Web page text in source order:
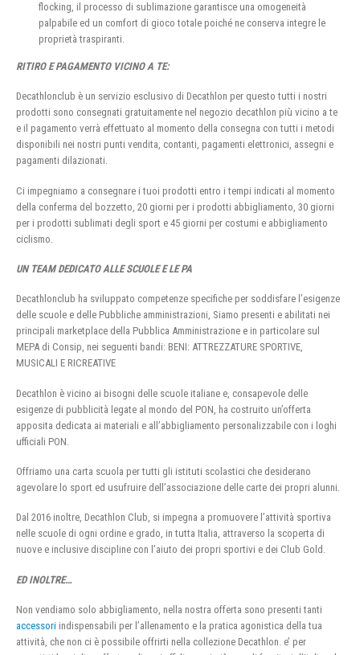
flocking, il processo di sublimazione garantisce una omogeneità
palpabile ed un comfort di gioco totale poiché ne conserva integre le
proprietà traspiranti.
RITIRO E PAGAMENTO VICINO A TE:
Decathlonclub è un servizio esclusivo di Decathlon per questo tutti i nostri
prodotti sono consegnati gratuitamente nel negozio decathlon più vicino a te
e il pagamento verrà effettuato al momento della consegna con tutti i metodi
disponibili nei nostri punti vendita, contanti, pagamenti elettronici, assegni e
pagamenti dilazionati.
Ci impegniamo a consegnare i tuoi prodotti entro i tempi indicati al momento
della conferma del bozzetto, 20 giorni per i prodotti abbigliamento, 30 giorni
per i prodotti sublimati degli sport e 45 giorni per costumi e abbigliamento
ciclismo.
UN TEAM DEDICATO ALLE SCUOLE E LE PA
Decathlonclub ha sviluppato competenze specifiche per soddisfare l’esigenze
delle scuole e delle Pubbliche amministrazioni, Siamo presenti e abilitati nei
principali marketplace della Pubblica Amministrazione e in particolare sul
MEPA di Consip, nei seguenti bandi: BENI: ATTREZZATURE SPORTIVE,
MUSICALI E RICREATIVE
Decathlon è vicino ai bisogni delle scuole italiane e, consapevole delle
esigenze di pubblicità legate al mondo del PON, ha costruito un’offerta
apposita dedicata ai materiali e all’abbigliamento personalizzabile con i loghi
ufficiali PON.
Offriamo una carta scuola per tutti gli istituti scolastici che desiderano
agevolare lo sport ed usufruire dell’associazione delle carte dei propri alunni.
Dal 2016 inoltre, Decathlon Club, si impegna a promuovere l’attività sportiva
nelle scuole di ogni ordine e grado, in tutta Italia, attraverso la scoperta di
nuove e inclusive discipline con l’aiuto dei propri sportivi e dei Club Gold.
ED INOLTRE…
Non vendiamo solo abbigliamento, nella nostra offerta sono presenti tanti
accessori indispensabili per l’allenamento e la pratica agonistica della tua
attività, che non ci è possibile offrirti nella collezione Decathlon. e’ per